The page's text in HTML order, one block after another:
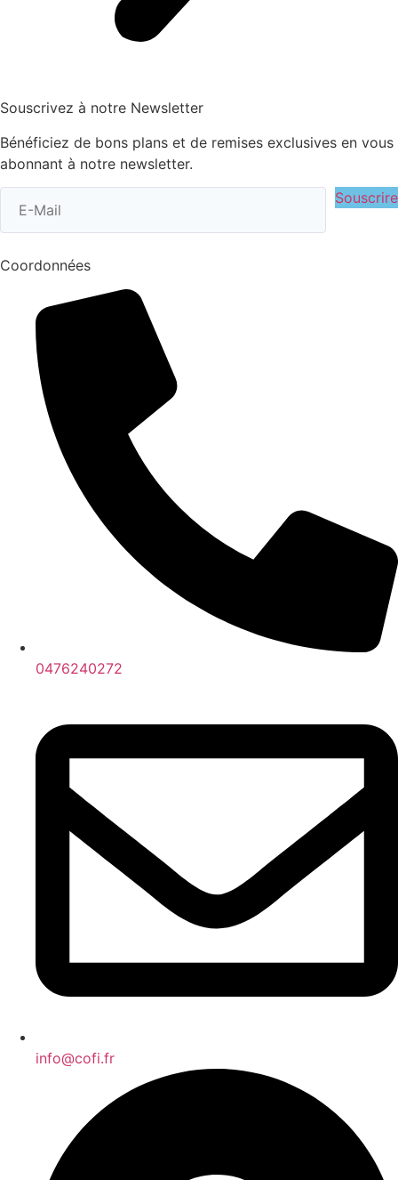
Souscrivez à notre Newsletter
Bénéficiez de bons plans et de remises exclusives en vous
abonnant à notre newsletter.
Souscrire
Coordonnées
0476240272
info@cofi.fr